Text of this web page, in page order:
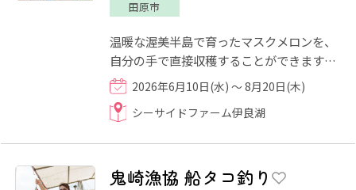
田原市
温暖な渥美半島で育ったマスクメロンを、
自分の手で直接収穫することができます。
農家の方たちに完熟した美味しいメロンの
選び方を教わりながら、...
2026年6月10日(水) ～ 8月20日(木)
シーサイドファーム伊良湖
鬼崎漁協 船タコ釣り